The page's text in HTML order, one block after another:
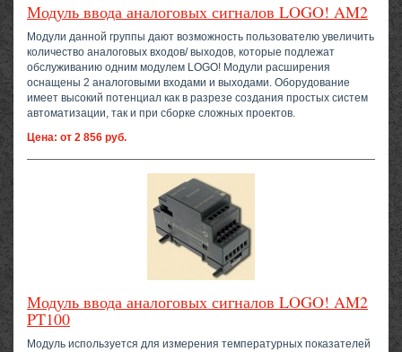
Модуль ввода аналоговых сигналов LOGO! AM2
Модули данной группы дают возможность пользователю увеличить
количество аналоговых входов/ выходов, которые подлежат
обслуживанию одним модулем LOGO! Модули расширения
оснащены 2 аналоговыми входами и выходами. Оборудование
имеет высокий потенциал как в разрезе создания простых систем
автоматизации, так и при сборке сложных проектов.
Цена: от 2 856 руб.
Модуль ввода аналоговых сигналов LOGO! AM2
PT100
Модуль используется для измерения температурных показателей